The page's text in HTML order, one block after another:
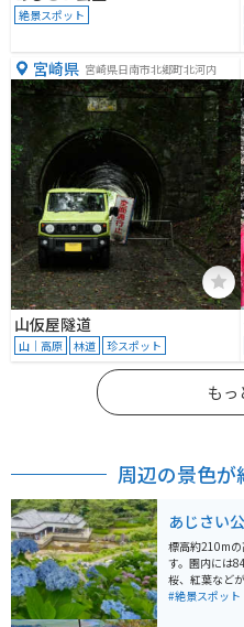
絶景スポット
宮崎県 宮崎県日南市北郷町北河内
山仮屋隧道
山｜高原 林道 珍スポット
もっ
周辺の景色が
あじさい
標高約210m
す。園内には
桜、紅葉など
ぞれの花を楽
#絶景スポット